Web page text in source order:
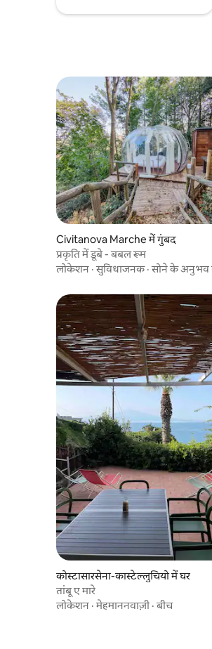
Civitanova Marche में गुंबद
प्रकृति में डूबे - बबल रूम
लोकेशन ·सुविधाजनक·सोने के अनुभव
कोस्टासारसेना-कास्टेल्लुचियो में घर
तांबू ए मारे
लोकेशन ·मेहमाननवाज़ी ·बीच